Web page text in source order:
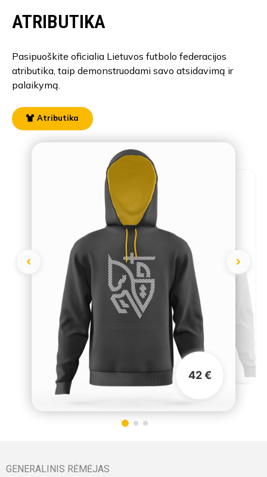
42 €
ATRIBUTIKA
Pasipuoškite oficialia Lietuvos futbolo federacijos
atributika, taip demonstruodami savo atsidavimą ir
palaikymą.
Atributika
GENERALINIS RĖMĖJAS